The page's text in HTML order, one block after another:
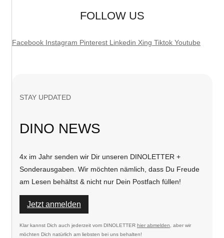
FOLLOW US
Facebook Instagram Pinterest Linkedin Xing Tiktok Youtube
STAY UPDATED
DINO NEWS
4x im Jahr senden wir Dir unseren DINOLETTER +
Sonderausgaben. Wir möchten nämlich, dass Du Freude
am Lesen behältst & nicht nur Dein Postfach füllen!
Jetzt anmelden
Klar kannst Dich auch jederzeit vom DINOLETTER hier abmelden, aber wir
möchten Dich natürlich am liebsten bei uns behalten!